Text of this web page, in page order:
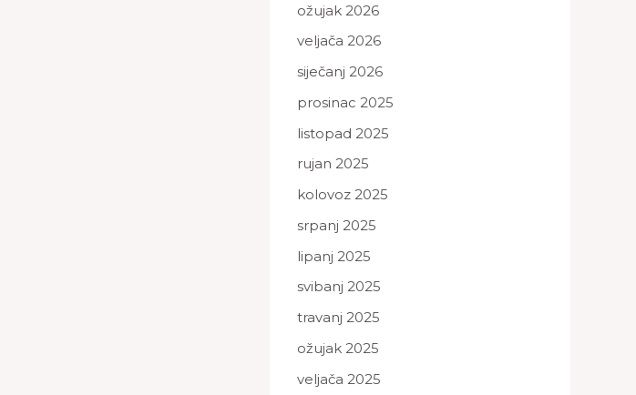
ožujak 2026
veljača 2026
siječanj 2026
prosinac 2025
listopad 2025
rujan 2025
kolovoz 2025
srpanj 2025
lipanj 2025
svibanj 2025
travanj 2025
ožujak 2025
veljača 2025